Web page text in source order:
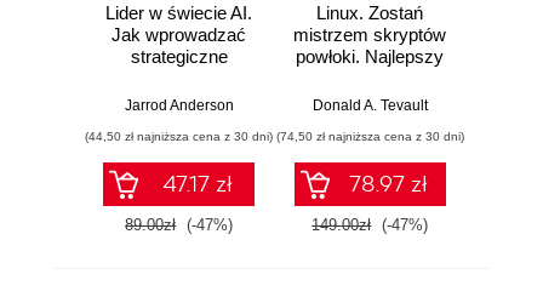
Lider w świecie AI.
Jak wprowadzać
strategiczne
biznes i
zespołowi w erze
sztucznej
inteligencji
Jarrod Anderson
(44,50 zł najniższa cena z 30 dni)
47.17 zł
89.00zł (-47%)
Linux. Zostań
mistrzem skryptów
powłoki. Najlepszy
którym
zautomatyzujesz i
usprawnisz każde
zadanie
Donald A. Tevault
(74,50 zł najniższa cena z 30 dni)
78.97 zł
149.00zł (-47%)